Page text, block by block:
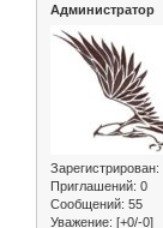
Администратор
Зарегистрирован:
Приглашений: 0
Сообщений: 55
Уважение: [+0/-0]